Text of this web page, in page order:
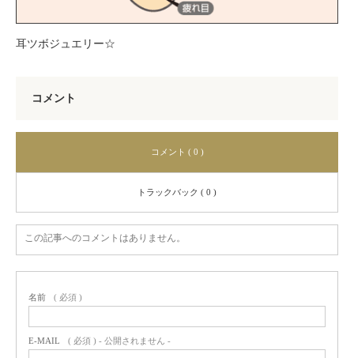
耳ツボジュエリー☆
コメント
コメント ( 0 )
トラックバック ( 0 )
この記事へのコメントはありません。
名前 ( 必須 )
E-MAIL ( 必須 ) - 公開されません -